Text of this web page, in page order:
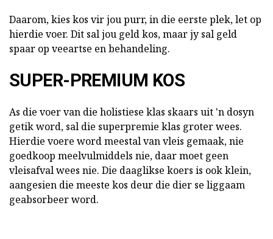
Daarom, kies kos vir jou purr, in die eerste plek, let op
hierdie voer. Dit sal jou geld kos, maar jy sal geld
spaar op veeartse en behandeling.
SUPER-PREMIUM KOS
As die voer van die holistiese klas skaars uit 'n dosyn
getik word, sal die superpremie klas groter wees.
Hierdie voere word meestal van vleis gemaak, nie
goedkoop meelvulmiddels nie, daar moet geen
vleisafval wees nie. Die daaglikse koers is ook klein,
aangesien die meeste kos deur die dier se liggaam
geabsorbeer word.